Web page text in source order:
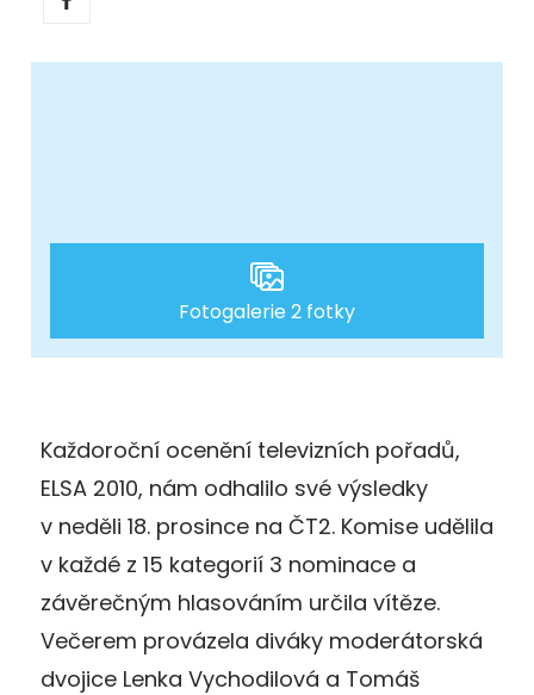
Fotogalerie 2 fotky
Každoroční ocenění televizních pořadů,
ELSA 2010, nám odhalilo své výsledky
v neděli 18. prosince na ČT2. Komise udělila
v každé z 15 kategorií 3 nominace a
závěrečným hlasováním určila vítěze.
Večerem provázela diváky moderátorská
dvojice Lenka Vychodilová a Tomáš